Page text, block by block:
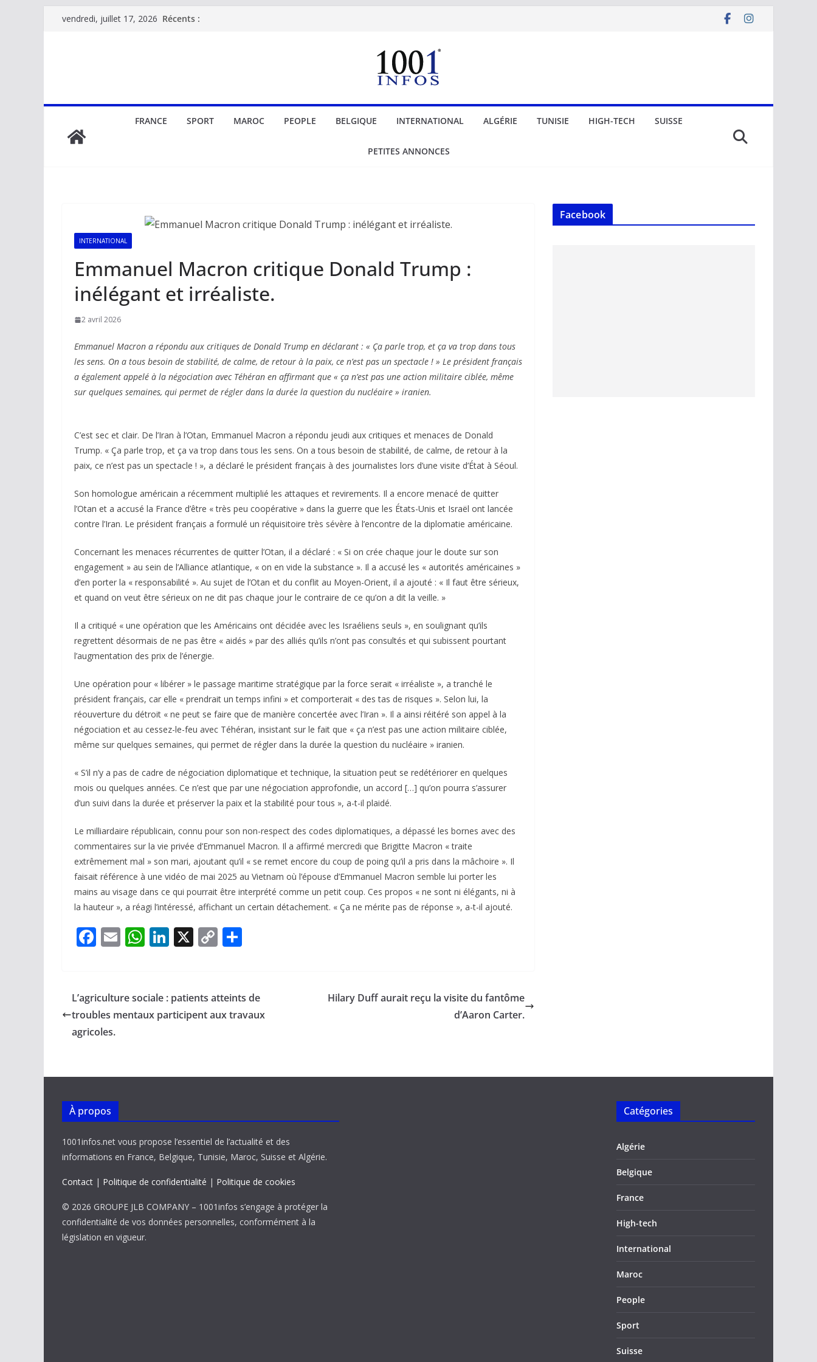
Passervendredi, juillet 17, 2026 Récents :
FRANCE SPORT MAROC PEOPLE BELGIQUE INTERNATIONAL ALGÉRIE TUNISIE HIGH-TECH SUISSE
PETITES ANNONCES
INTERNATIONAL
Emmanuel Macron critique Donald Trump :
inélégant et irréaliste.
2 avril 2026
Emmanuel Macron a répondu aux critiques de Donald Trump en déclarant : « Ça parle trop, et ça va trop dans tous
les sens. On a tous besoin de stabilité, de calme, de retour à la paix, ce n’est pas un spectacle ! » Le président français
a également appelé à la négociation avec Téhéran en affirmant que « ça n’est pas une action militaire ciblée, même
sur quelques semaines, qui permet de régler dans la durée la question du nucléaire » iranien.
C’est sec et clair. De l’Iran à l’Otan, Emmanuel Macron a répondu jeudi aux critiques et menaces de Donald
Trump. « Ça parle trop, et ça va trop dans tous les sens. On a tous besoin de stabilité, de calme, de retour à la
paix, ce n’est pas un spectacle ! », a déclaré le président français à des journalistes lors d’une visite d’État à Séoul.
Son homologue américain a récemment multiplié les attaques et revirements. Il a encore menacé de quitter
l’Otan et a accusé la France d’être « très peu coopérative » dans la guerre que les États-Unis et Israël ont lancée
contre l’Iran. Le président français a formulé un réquisitoire très sévère à l’encontre de la diplomatie américaine.
Concernant les menaces récurrentes de quitter l’Otan, il a déclaré : « Si on crée chaque jour le doute sur son
engagement » au sein de l’Alliance atlantique, « on en vide la substance ». Il a accusé les « autorités américaines »
d’en porter la « responsabilité ». Au sujet de l’Otan et du conflit au Moyen-Orient, il a ajouté : « Il faut être sérieux,
et quand on veut être sérieux on ne dit pas chaque jour le contraire de ce qu’on a dit la veille. »
Il a critiqué « une opération que les Américains ont décidée avec les Israéliens seuls », en soulignant qu’ils
regrettent désormais de ne pas être « aidés » par des alliés qu’ils n’ont pas consultés et qui subissent pourtant
l’augmentation des prix de l’énergie.
Une opération pour « libérer » le passage maritime stratégique par la force serait « irréaliste », a tranché le
président français, car elle « prendrait un temps infini » et comporterait « des tas de risques ». Selon lui, la
réouverture du détroit « ne peut se faire que de manière concertée avec l’Iran ». Il a ainsi réitéré son appel à la
négociation et au cessez-le-feu avec Téhéran, insistant sur le fait que « ça n’est pas une action militaire ciblée,
même sur quelques semaines, qui permet de régler dans la durée la question du nucléaire » iranien.
« S’il n’y a pas de cadre de négociation diplomatique et technique, la situation peut se redétériorer en quelques
mois ou quelques années. Ce n’est que par une négociation approfondie, un accord […] qu’on pourra s’assurer
d’un suivi dans la durée et préserver la paix et la stabilité pour tous », a-t-il plaidé.
Le milliardaire républicain, connu pour son non-respect des codes diplomatiques, a dépassé les bornes avec des
commentaires sur la vie privée d’Emmanuel Macron. Il a affirmé mercredi que Brigitte Macron « traite
extrêmement mal » son mari, ajoutant qu’il « se remet encore du coup de poing qu’il a pris dans la mâchoire ». Il
faisait référence à une vidéo de mai 2025 au Vietnam où l’épouse d’Emmanuel Macron semble lui porter les
mains au visage dans ce qui pourrait être interprété comme un petit coup. Ces propos « ne sont ni élégants, ni à
la hauteur », a réagi l’intéressé, affichant un certain détachement. « Ça ne mérite pas de réponse », a-t-il ajouté.
F
b
o
o
E
l
W
s
A
Li
e
dI
X C
y
Li
g
er
L’agriculture sociale : patients atteints de
troubles mentaux participent aux travaux
agricoles.
Hilary Duff aurait reçu la visite du fantôme
d’Aaron Carter.
Facebook
À propos
1001infos.net vous propose l’essentiel de l’actualité et des
informations en France, Belgique, Tunisie, Maroc, Suisse et Algérie.
Contact | Politique de confidentialité | Politique de cookies
© 2026 GROUPE JLB COMPANY – 1001infos s’engage à protéger la
confidentialité de vos données personnelles, conformément à la
législation en vigueur.
Catégories
Algérie
Belgique
France
High-tech
International
Maroc
People
Sport
Suisse